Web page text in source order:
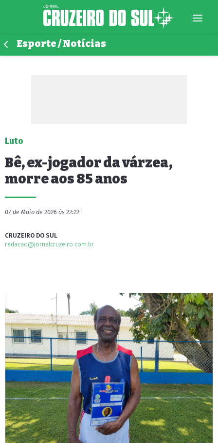
Esporte / Notícias
Luto
Bê, ex-jogador da várzea,
morre aos 85 anos
07 de Maio de 2026 às 22:22
CRUZEIRO DO SUL
redacao@jornalcruzeiro.com.br